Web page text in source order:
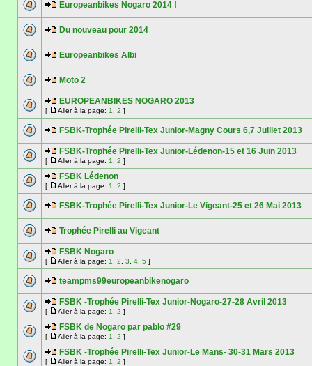
Europeanbikes Nogaro 2014 !
Du nouveau pour 2014
Europeanbikes Albi
Moto 2
EUROPEANBIKES NOGARO 2013
[ Aller à la page: 1 2 ]
FSBK-Trophée PIrelli-Tex Junior-Magny Cours 6,7 Juillet 2013
FSBK-Trophée Pirelli-Tex Junior-Lédenon-15 et 16 Juin 2013
[ Aller à la page: 1 2 ]
FSBK Lédenon
[ Aller à la page: 1 2 ]
FSBK-Trophée Pirelli-Tex Junior-Le Vigeant-25 et 26 Mai 2013
Trophée Pirelli au Vigeant
FSBK Nogaro
[ Aller à la page: 1 2 3 4 5 ]
teampms99europeanbikenogaro
FSBK -Trophée Pirelli-Tex Junior-Nogaro-27-28 Avril 2013
[ Aller à la page: 1 2 ]
FSBK de Nogaro par pablo #29
[ Aller à la page: 1 2 ]
FSBK -Trophée Pirelli-Tex Junior-Le Mans- 30-31 Mars 2013
[ Aller à la page: 1 2 ]